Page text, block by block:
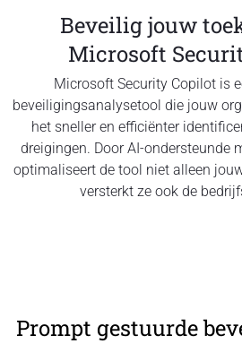
Beveilig jouw
Microsoft
Microsoft Security Copilot is
beveiligingsanalysetool die jouw
het sneller en efficiënter
dreigingen. Door AI-ondersteunde
optimaliseert de tool niet alleen
versterkt ze ook de
Prompt gestuurde